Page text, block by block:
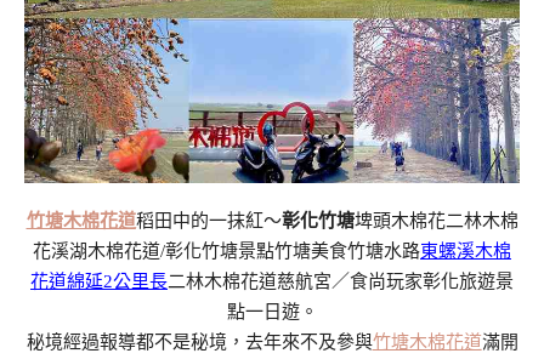
竹塘木棉花道稻田中的一抹紅～彰化竹塘埤頭木棉花二林木棉
花溪湖木棉花道/彰化竹塘景點竹塘美食竹塘水路東螺溪木棉
花道綿延2公里長二林木棉花道慈航宮／食尚玩家彰化旅遊景
點一日遊。
秘境經過報導都不是秘境，去年來不及參與竹塘木棉花道滿開